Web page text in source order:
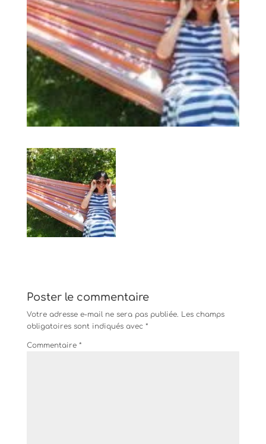
Poster le commentaire
Votre adresse e-mail ne sera pas publiée. Les champs
obligatoires sont indiqués avec *
Commentaire *